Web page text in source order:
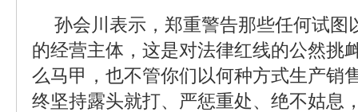
孙会川表示，郑重警告那些任何试图
的经营主体，这是对法律红线的公然挑
么马甲，也不管你们以何种方式生产销
终坚持露头就打、严惩重处、绝不姑息